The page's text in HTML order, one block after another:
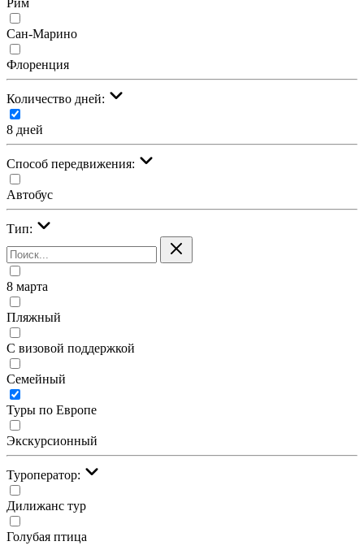
Сан-Марино
Флоренция
Количество дней:
8 дней
Cпособ передвижения:
Автобус
Тип:
8 марта
Пляжный
С визовой поддержкой
Семейный
Туры по Европе
Экскурсионный
Туроператор:
Дилижанс тур
Голубая птица